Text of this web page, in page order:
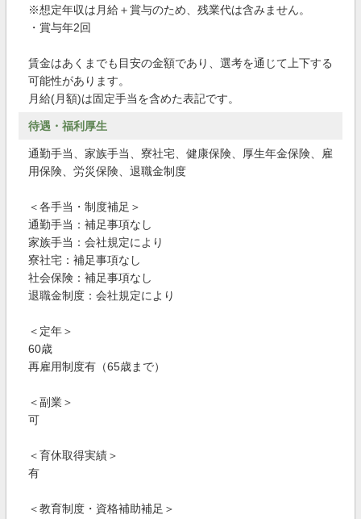
※想定年収は月給＋賞与のため、残業代は含みません。
・賞与年2回
賃金はあくまでも目安の金額であり、選考を通じて上下する
可能性があります。
月給(月額)は固定手当を含めた表記です。
待遇・福利厚生
通勤手当、家族手当、寮社宅、健康保険、厚生年金保険、雇
用保険、労災保険、退職金制度
＜各手当・制度補足＞
通勤手当：補足事項なし
家族手当：会社規定により
寮社宅：補足事項なし
社会保険：補足事項なし
退職金制度：会社規定により
＜定年＞
60歳
再雇用制度有（65歳まで）
＜副業＞
可
＜育休取得実績＞
有
＜教育制度・資格補助補足＞